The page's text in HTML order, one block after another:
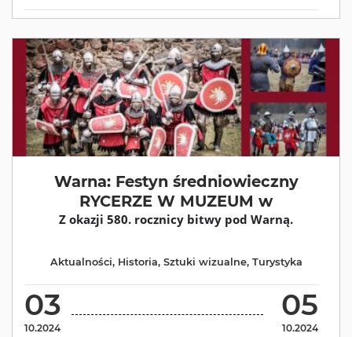
Warna: Festyn średniowieczny
RYCERZE W MUZEUM w
Z okazji 580. rocznicy bitwy pod Warną.
03
10.2024
05
10.2024
Aktualności, Historia, Sztuki wizualne, Turystyka